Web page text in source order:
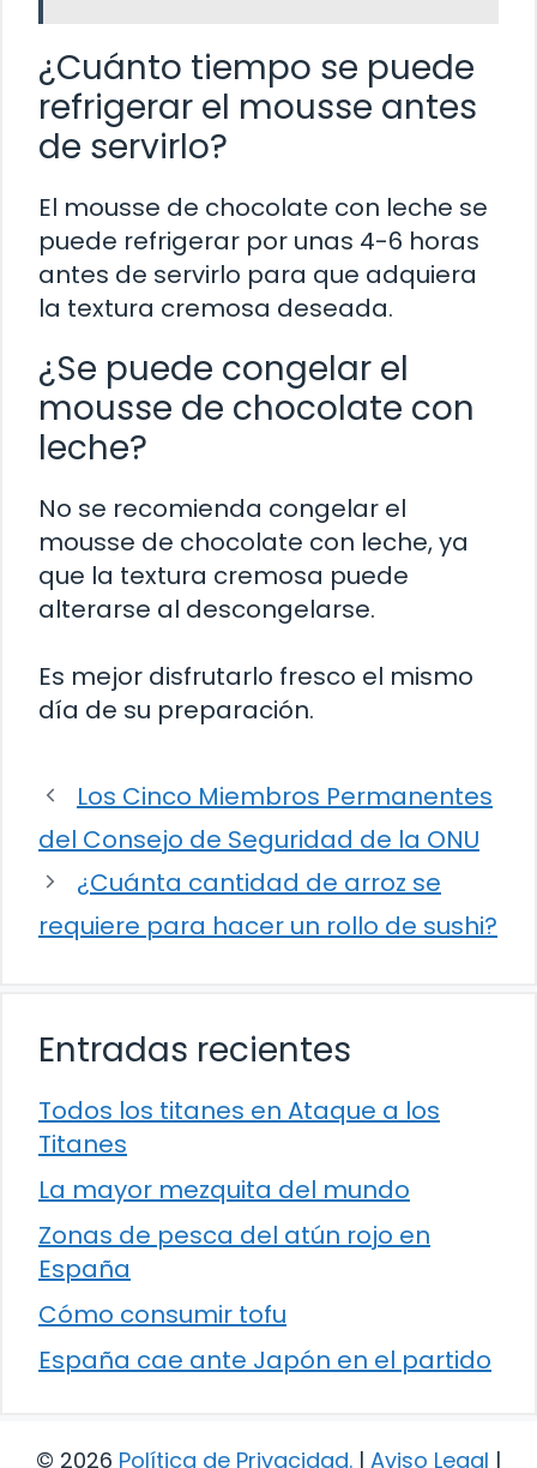
¿Cuánto tiempo se puede
refrigerar el mousse antes
de servirlo?
El mousse de chocolate con leche se
puede refrigerar por unas 4-6 horas
antes de servirlo para que adquiera
la textura cremosa deseada.
¿Se puede congelar el
mousse de chocolate con
leche?
No se recomienda congelar el
mousse de chocolate con leche, ya
que la textura cremosa puede
alterarse al descongelarse.
Es mejor disfrutarlo fresco el mismo
día de su preparación.
Los Cinco Miembros Permanentes
del Consejo de Seguridad de la ONU
¿Cuánta cantidad de arroz se
requiere para hacer un rollo de sushi?
Entradas recientes
Todos los titanes en Ataque a los
Titanes
La mayor mezquita del mundo
Zonas de pesca del atún rojo en
España
Cómo consumir tofu
España cae ante Japón en el partido
© 2026 Política de Privacidad. | Aviso Legal |